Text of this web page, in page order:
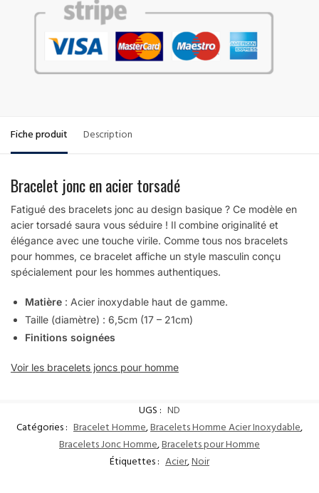
Fiche produit Description
Bracelet jonc en acier torsadé
Fatigué des bracelets jonc au design basique ? Ce modèle en
acier torsadé saura vous séduire ! Il combine originalité et
élégance avec une touche virile. Comme tous nos bracelets
pour hommes, ce bracelet affiche un style masculin conçu
spécialement pour les hommes authentiques.
Matière : Acier inoxydable haut de gamme.
Taille (diamètre) : 6,5cm (17 – 21cm)
Finitions soignées
Voir les bracelets joncs pour homme
UGS : ND
Catégories : Bracelet Homme,Bracelets Homme Acier Inoxydable,
Bracelets Jonc Homme,Bracelets pour Homme
Étiquettes : Acier,Noir